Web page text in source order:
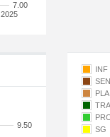
2025
7.00
9.50
INF
SEN
PLA
TRA
SG